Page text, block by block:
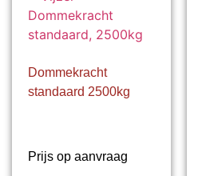
Dommekracht
standaard 2500kg
Prijs op aanvraag